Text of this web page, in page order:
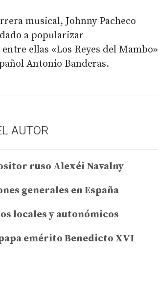
musical, Johnny Pacheco
a popularizar
ellas «Los Reyes del Mambo»
Antonio Banderas.
AUTOR
ruso Alexéi Navalny
generales en España
locales y autonómicos
emérito Benedicto XVI